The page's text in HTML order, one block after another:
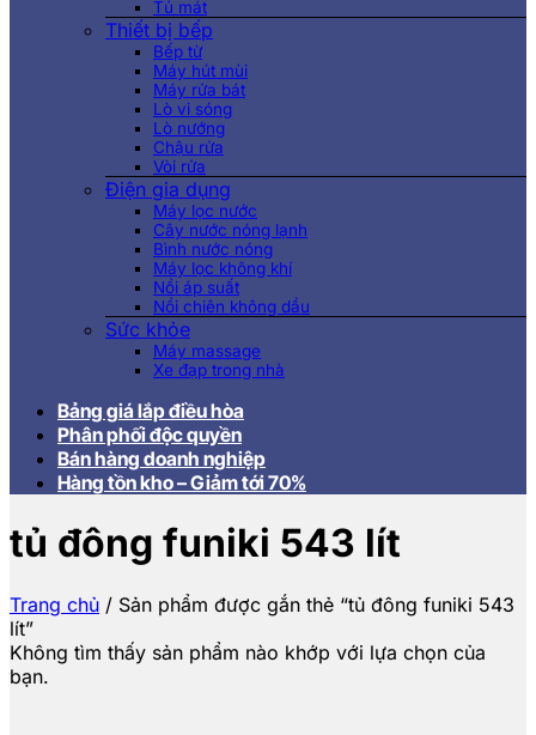
Tủ mát
Thiết bị bếp
Bếp từ
Máy hút mùi
Máy rửa bát
Lò vi sóng
Lò nướng
Chậu rửa
Vòi rửa
Điện gia dụng
Máy lọc nước
Cây nước nóng lạnh
Bình nước nóng
Máy lọc không khí
Nồi áp suất
Nồi chiên không dầu
Sức khỏe
Máy massage
Xe đạp trong nhà
Bảng giá lắp điều hòa
Phân phối độc quyền
Bán hàng doanh nghiệp
Hàng tồn kho – Giảm tới 70%
tủ đông funiki 543 lít
Trang chủ / Sản phẩm được gắn thẻ “tủ đông funiki 543
lít”
Không tìm thấy sản phẩm nào khớp với lựa chọn của
bạn.